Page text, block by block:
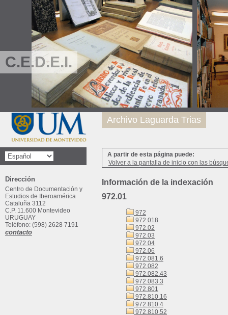
C.E.D.E.I.
A partir de esta página puede:
Volver a la pantalla de inicio con las
Información de la indexación
972.01
972
972.018
972.02
972.03
972.04
972.06
972.081.6
972.082
972.082.43
972.083.3
972.801
972.810.16
972.810.4
972.810.52
Archivo Laguarda Trias
Dirección
Centro de Documentación y
Estudios de Iberoamérica
Cataluña 3112
C.P. 11.600 Montevideo
URUGUAY
Teléfono: (598) 2628 7191
contacto